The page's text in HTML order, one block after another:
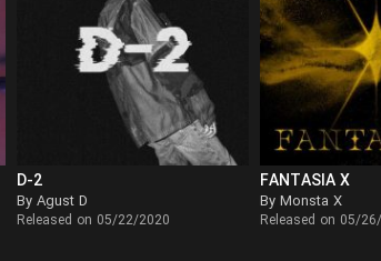
FANTASIA X
By Monsta X
Released on 05/
D-2
By Agust D
Released on 05/22/2020